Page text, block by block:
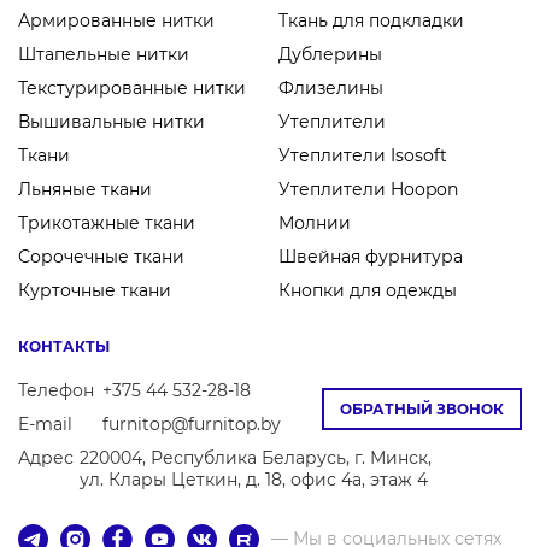
Армированные нитки
Штапельные нитки
Текстурированные нитки
Вышивальные нитки
Ткани
Льняные ткани
Трикотажные ткани
Сорочечные ткани
Курточные ткани
Ткань для подкладки
Дублерины
Флизелины
Утеплители
Утеплители Isosoft
Утеплители Hoopon
Молнии
Швейная фурнитура
Кнопки для одежды
ОБРАТНЫЙ ЗВОНОК
КОНТАКТЫ
Телефон +375 44 532-28-18
E-mail
furnitop@furnitop.by
Адрес 220004, Республика Беларусь, г. Минск,
ул. Клары Цеткин, д. 18, офис 4а, этаж 4
— Мы в социальных сетях